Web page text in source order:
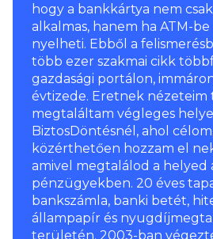
hogy a bankkártya nem
alkalmas, hanem ha ATM-
nyelheti. Ebből a
több ezer szakmai cikk
gazdasági portálon,
évtizede. Eretnek nézeteim
megtaláltam végleges
BiztosDöntésnél, ahol
közérthetően hozzam el
amivel megtalálod a helyed
pénzügyekben. 20 éves
bankszámla, banki betét,
állampapír és
területén. 2003-ban